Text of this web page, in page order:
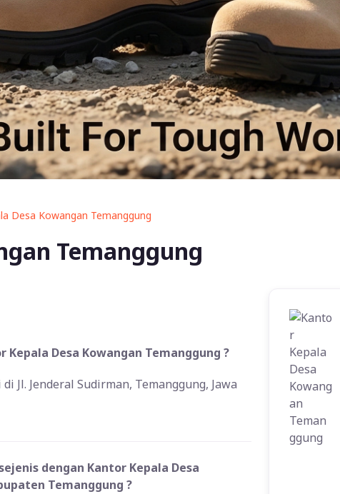
Desa Kowangan Temanggung
Temanggung
Desa Kowangan Temanggung ?
Jl. Jenderal Sudirman, Temanggung, Jawa
dengan Kantor Kepala Desa
Temanggung ?